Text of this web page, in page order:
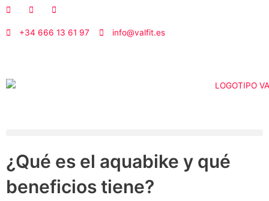
contenido+34 666 13 61 97 info@valfit.es
¿Qué es el aquabike y qué
beneficios tiene?